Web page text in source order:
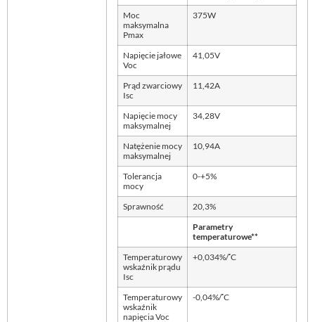
Moc
maksymalna
Pmax
375W
Napięcie jałowe
Voc
41,05V
Prąd zwarciowy
Isc
11,42A
Napięcie mocy
maksymalnej
34,28V
Natężenie mocy
maksymalnej
10,94A
Tolerancja
mocy
0-+5%
Sprawność 20,3%
Parametry
temperaturowe**
Temperaturowy
wskaźnik prądu
Isc
+0,034%/◦C
Temperaturowy
wskaźnik
napięcia Voc
-0,04%/◦C